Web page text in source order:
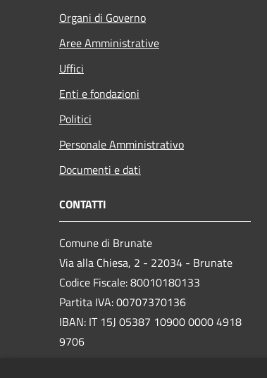
Organi di Governo
Aree Amministrative
Uffici
Enti e fondazioni
Politici
Personale Amministrativo
Documenti e dati
CONTATTI
Comune di Brunate
Via alla Chiesa, 2 - 22034 - Brunate
Codice Fiscale: 80010180133
Partita IVA: 00707370136
IBAN: IT 15J 05387 10900 0000 4918
9706